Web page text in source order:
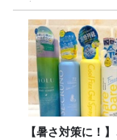
定！
【暑さ対策に！